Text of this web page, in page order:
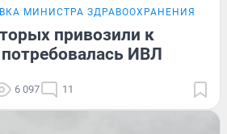
МИНИСТРА ЗДРАВООХРАНЕНИЯ
привозили к
ИВЛ
6 097 11